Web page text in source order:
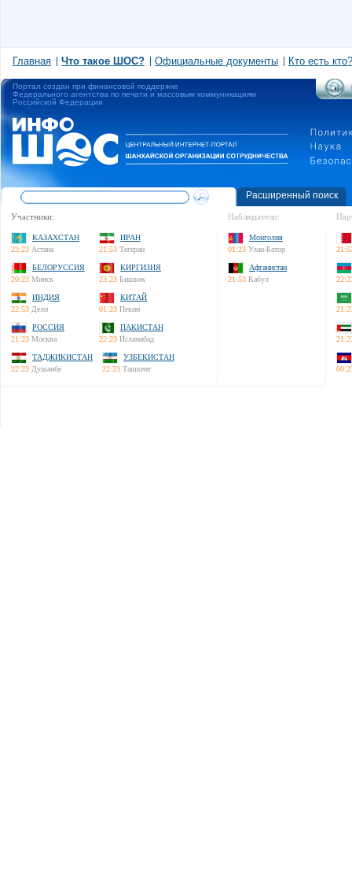
Главная Что такое ШОС? Официальные документы Кто есть кто?
Портал создан при финансовой поддержке
Федерального агентства по печати и массовым коммуникациям
Российской Федерации
Расширенный поиск
Участники:
КАЗАХСТАН
23:23 Астана
ИРАН
21:53 Тегеран
БЕЛОРУССИЯ
20:23 Минск
КИРГИЗИЯ
23:23 Бишкек
ИНДИЯ
22:53 Дели
КИТАЙ
01:23 Пекин
РОССИЯ
21:23 Москва
ПАКИСТАН
22:23 Исламабад
ТАДЖИКИСТАН
22:23 Душанбе
УЗБЕКИСТАН
22:23 Ташкент
Наблюдатели:
Монголия
01:23 Улан-Батор
Афганистан
21:53 Кабул